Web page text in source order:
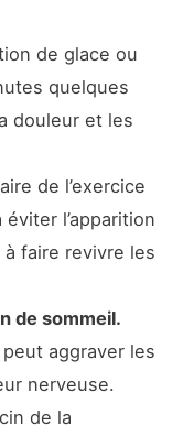
de glace ou
quelques
douleur et les
de l’exercice
l’apparition
faire revivre les
de sommeil.
aggraver les
nerveuse.
de la